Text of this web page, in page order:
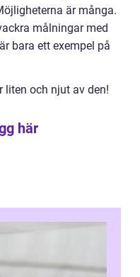
är många.
målningar med
bara ett exempel på
liten och njut av den!
här